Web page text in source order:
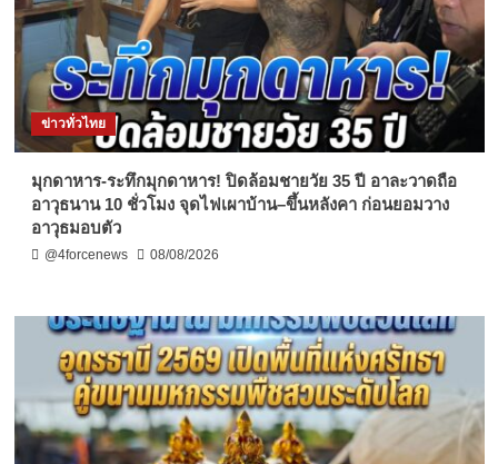
ข่าวทั่วไทย
มุกดาหาร-ระทึกมุกดาหาร! ปิดล้อมชายวัย 35 ปี อาละวาดถือ
อาวุธนาน 10 ชั่วโมง จุดไฟเผาบ้าน–ขึ้นหลังคา ก่อนยอมวาง
อาวุธมอบตัว
@4forcenews 08/08/2026